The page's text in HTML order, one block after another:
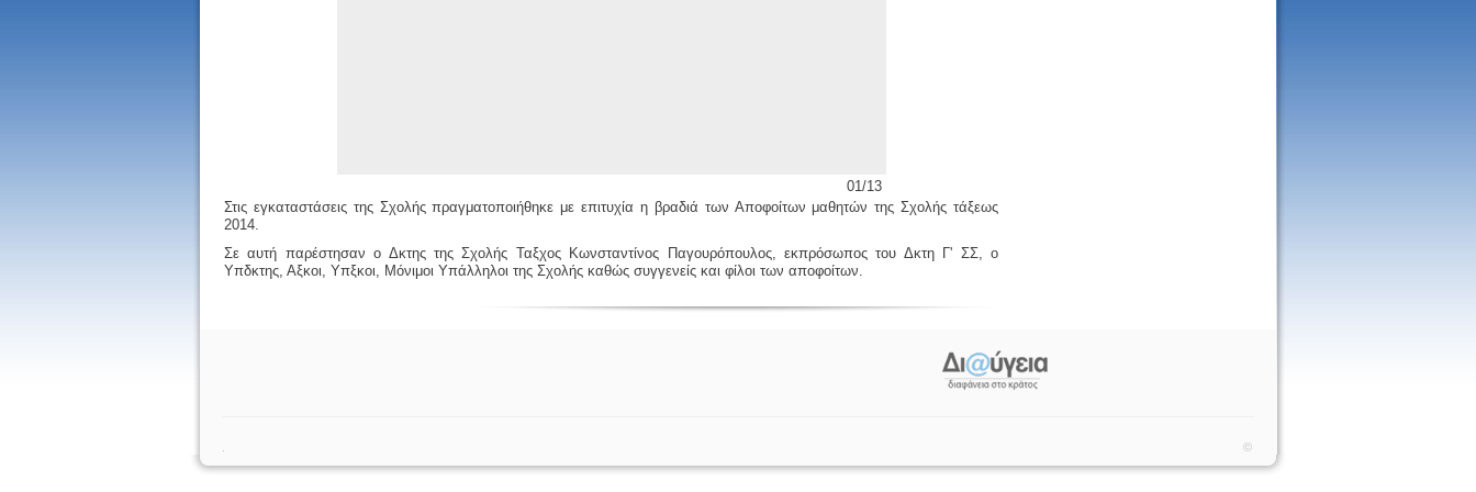
01/13
Στις εγκαταστάσεις της Σχολής πραγματοποιήθηκε με επιτυχία η βραδιά των Αποφοίτων μαθητών της Σχολής τάξεως
2014.
Σε αυτή παρέστησαν ο Δκτης της Σχολής Ταξχος Κωνσταντίνος Παγουρόπουλος, εκπρόσωπος του Δκτη Γ' ΣΣ, ο
Υπδκτης, Αξκοι, Υπξκοι, Μόνιμοι Υπάλληλοι της Σχολής καθώς συγγενείς και φίλοι των αποφοίτων.
©